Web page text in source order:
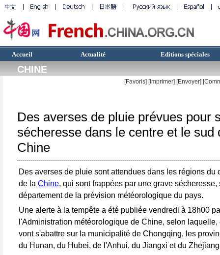
Accueil Actualité Editions spéciales
CHINE
[Favoris] [Imprimer] [Envoyer]
Des averses de pluie prévues pour
sécheresse dans le centre et le sud
Chine
Des averses de pluie sont attendues dans les régions du
de la Chine, qui sont frappées par une grave sécheresse,
département de la prévision météorologique du pays.
Une alerte à la tempête a été publiée vendredi à 18h00
l'Administration météorologique de Chine, selon laquelle,
vont s'abattre sur la municipalité de Chongqing, les
du Hunan, du Hubei, de l'Anhui, du Jiangxi et du